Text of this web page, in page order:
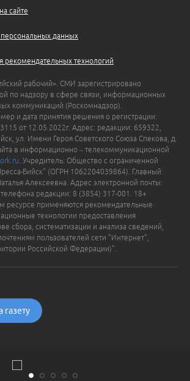
сайте
данных
рекомендательных технологий
рабочий». СМИ зарегистрировано
по надзору в сфере связи, информационных
коммуникаций (Роскомнадзор).
и дата принятия решения о регистрации:
от 12.05.2022г. Адрес: редакции: 659322,
ул. Имени Героя Советского Союза Спекова, д.
в информационно – телекоммуникационной
. Учредитель: Общество с ограниченной
Бийск" (ОГРН 1062204039864). Главный
Алексеевна. Адрес электронной почты:
телефона редакции: 8 (3854) 317-001. 18+
ресурсе применяются рекомендательные
технологии предоставления
сбора, систематизации и анализа сведений,
пользователей сети "Интернет",
Российской Федерации)".
газету